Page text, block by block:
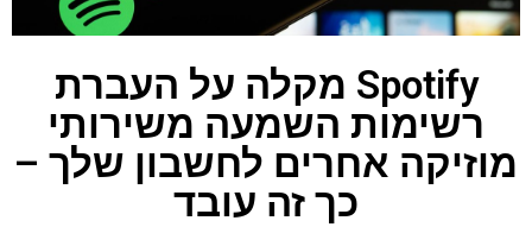
Spotify מקלה על העברת
רשימות השמעה משירותי
מוזיקה אחרים לחשבון שלך –
כך זה עובד